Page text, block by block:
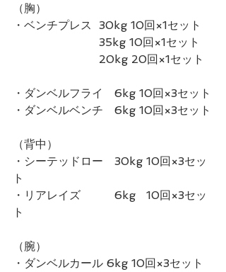
（胸）
・ベンチプレス  30kg 10回×1セット
35kg 10回×1セット
20kg 20回×1セット
・ダンベルフライ　6kg 10回×3セット
・ダンベルベンチ　6kg 10回×3セット
（背中）
・シーテッドロー　30kg 10回×3セッ
ト
・リアレイズ　　　6kg   10回×3セッ
ト
（腕）
・ダンベルカール 6kg 10回×3セット